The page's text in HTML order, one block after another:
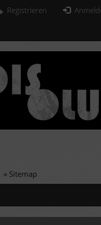
Registrieren
» Sitemap